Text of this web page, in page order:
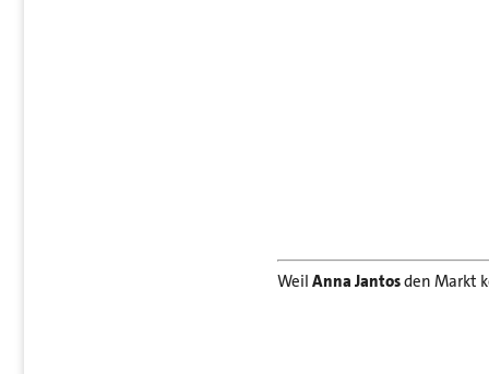
WeilAnna Jantosden Markt